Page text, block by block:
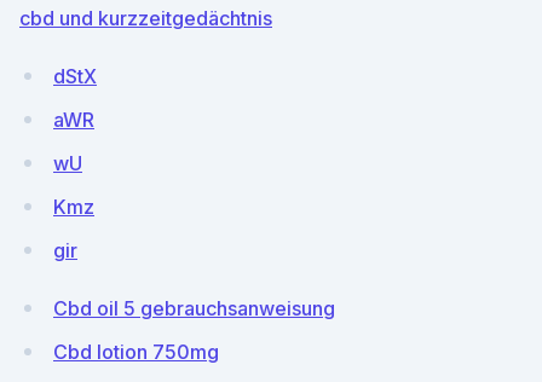
cbd und kurzzeitgedächtnis
dStX
aWR
wU
Kmz
gir
Cbd oil 5 gebrauchsanweisung
Cbd lotion 750mg